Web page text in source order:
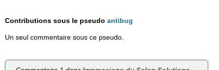
Contributions sous le pseudo antibug
Un seul commentaire sous ce pseudo.